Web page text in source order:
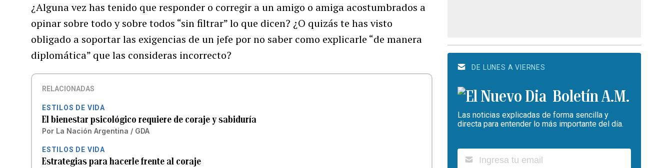
¿Alguna vez has tenido que responder o corregir a un amigo o amiga acostumbrados a
opinar sobre todo y sobre todos “sin filtrar” lo que dicen? ¿O quizás te has visto
obligado a soportar las exigencias de un jefe por no saber como explicarle “de manera
diplomática” que las consideras incorrecto?
RELACIONADAS
ESTILOS DE VIDA
El bienestar psicológico requiere de coraje y sabiduría
Por La Nación Argentina / GDA
ESTILOS DE VIDA
Estrategias para hacerle frente al coraje
DE LUNES A VIERNES
Boletín A.M.
Las noticias explicadas de forma sencilla y
directa para entender lo más importante del día.